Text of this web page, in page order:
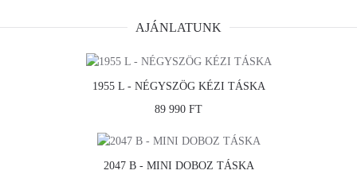
AJÁNLATUNK
1955 L - NÉGYSZÖG KÉZI TÁSKA
89 990 FT
2047 B - MINI DOBOZ TÁSKA